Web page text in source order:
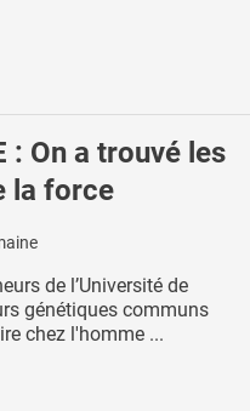
: On a trouvé les
la force
de l’Université de
génétiques communs
chez l'homme ...